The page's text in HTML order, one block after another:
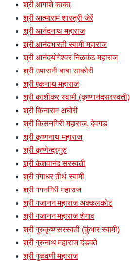
श्री आगाशे काका
श्री आत्माराम शास्त्री जेरें
श्री आनंदनाथ महाराज
श्री आनंदभारती स्वामी महाराज
श्री आनंदयोगेश्वर निळकंठ महाराज
श्री उपासनी बाबा साकोरी
श्री एकनाथ महाराज
श्री काशीकर स्वामी (कृष्णानंदसरस्वती)
श्री किनाराम अघोरी
श्री किसनगिरी महाराज, देवगड
श्री कृष्णनाथ महाराज
श्री कृष्णेन्द्रगुरु
श्री केशवानंद सरस्वती
श्री गंगाधर तीर्थ स्वामी
श्री गगनगिरी महाराज
श्री गजानन महाराज अक्कलकोट
श्री गजानन महाराज शेगाव
श्री गुरुकृष्णसरस्वती (कुंभार स्वामी)
श्री गुरुनाथ महाराज दंडवते
श्री गुळवणी महाराज